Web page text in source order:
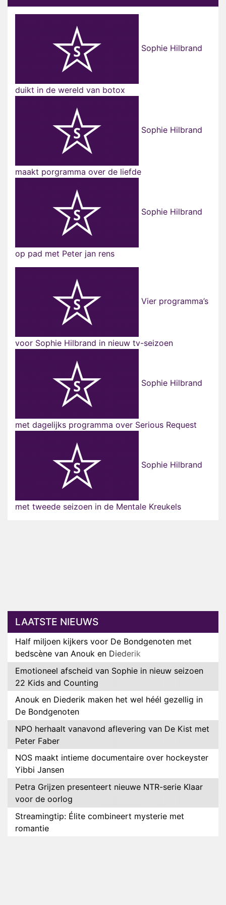
Sophie Hilbrand
duikt in de wereld van botox
Sophie Hilbrand
maakt porgramma over de liefde
Sophie Hilbrand
op pad met Peter jan rens
Vier programma’s
voor Sophie Hilbrand in nieuw tv-seizoen
Sophie Hilbrand
met dagelijks programma over Serious Request
Sophie Hilbrand
met tweede seizoen in de Mentale Kreukels
LAATSTE NIEUWS
Half miljoen kijkers voor De Bondgenoten met
bedscène van Anouk en Diederik
Emotioneel afscheid van Sophie in nieuw seizoen
22 Kids and Counting
Anouk en Diederik maken het wel héél gezellig in
De Bondgenoten
NPO herhaalt vanavond aflevering van De Kist met
Peter Faber
NOS maakt intieme documentaire over hockeyster
Yibbi Jansen
Petra Grijzen presenteert nieuwe NTR-serie Klaar
voor de oorlog
Streamingtip: Élite combineert mysterie met
romantie